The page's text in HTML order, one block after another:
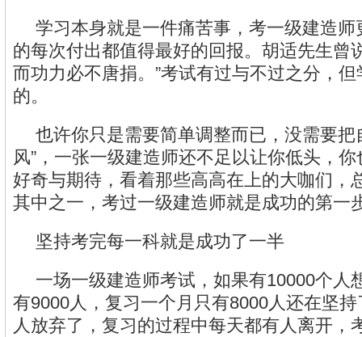
学习本身就是一件痛苦事，考一级建造
的每次付出都值得最好的回报。胡适先生曾
而功力必不唐捐。”考试有过与不过之分，
的。
也许你只是需要简单调整而已，没需要把
风”，一张一级建造师还不足以让你低头，
好奇与期待，看着那些高高在上的大咖们，
其中之一，考过一级建造师就是成功的第一
坚持考完每一科就是成功了一半
一场一级建造师考试，如果有10000个人
有9000人，复习一个月只有8000人还在坚
人放弃了，复习的过程中每天都有人离开，